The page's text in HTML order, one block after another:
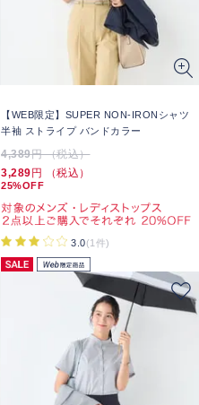
【WEB限定】SUPER NON-IRONシャツ
半袖 ストライプ バンドカラー
4,389円 （税込）
3,289円 （税込）
25%OFF
3.0(1件)